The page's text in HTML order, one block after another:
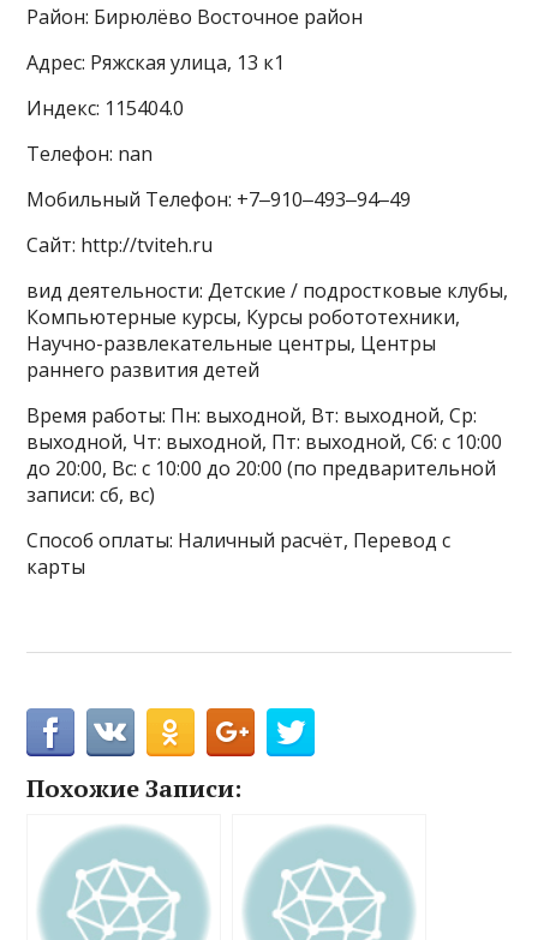
Район: Бирюлёво Восточное район
Адрес: Ряжская улица, 13 к1
Индекс: 115404.0
Телефон: nan
Мобильный Телефон: +7‒910‒493‒94‒49
Сайт: http://tviteh.ru
вид деятельности: Детские / подростковые клубы,
Компьютерные курсы, Курсы робототехники,
Научно-развлекательные центры, Центры
раннего развития детей
Время работы: Пн: выходной, Вт: выходной, Ср:
выходной, Чт: выходной, Пт: выходной, Сб: с 10:00
до 20:00, Вс: с 10:00 до 20:00 (по предварительной
записи: сб, вс)
Способ оплаты: Наличный расчёт, Перевод с
карты
Похожие Записи: